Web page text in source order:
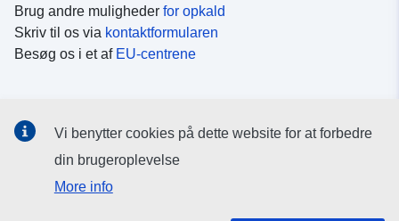
Brug andre muligheder for opkald
Skriv til os via kontaktformularen
Besøg os i et af EU-centrene
Søg efter EU's sider påsociale medier
Vi benytter cookies på dette website for at forbedre
din brugeroplevelse
More info